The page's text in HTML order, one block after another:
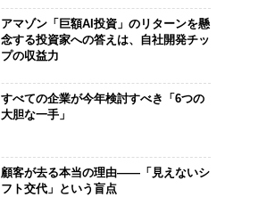
アマゾン「巨額AI投資」のリターンを懸
念する投資家への答えは、自社開発チッ
プの収益力
すべての企業が今年検討すべき「6つの
大胆な一手」
顧客が去る本当の理由——「見えないシ
フト交代」という盲点